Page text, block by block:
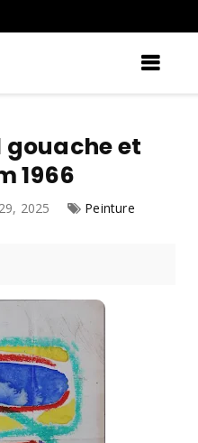
et
1966
2025 Peinture